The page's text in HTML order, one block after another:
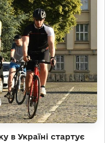
в Україні стартує